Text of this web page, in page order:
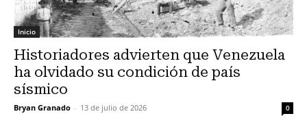
Inicio
Historiadores advierten que Venezuela
ha olvidado su condición de país
sísmico
Bryan Granado - 13 de julio de 2026 0